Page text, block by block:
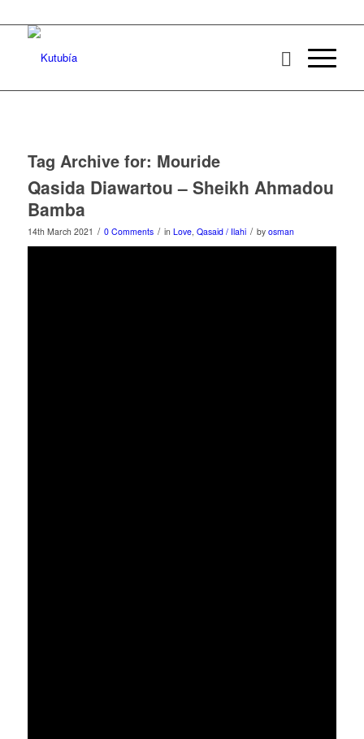
Tag Archive for: Mouride
Qasida Diawartou – Sheikh Ahmadou
Bamba
14th March 2021 / 0 Comments / in Love, Qasaid / Ilahi / by osman